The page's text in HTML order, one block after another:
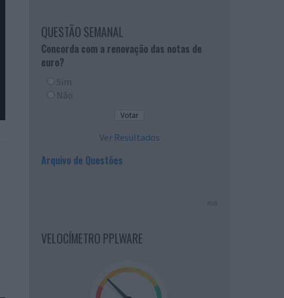
QUESTÃO SEMANAL
Concorda com a renovação das notas de
euro?
Sim
Não
Ver Resultados
Arquivo de Questões
PUB
VELOCÍMETRO PPLWARE